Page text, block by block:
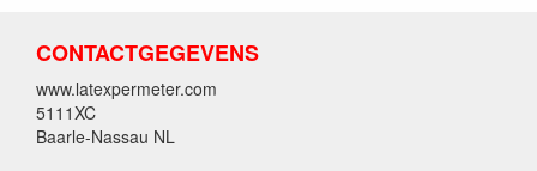
CONTACTGEGEVENS
www.latexpermeter.com
5111XC
Baarle-Nassau NL